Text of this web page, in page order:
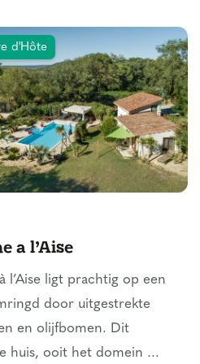
d'Hôte
a l’Aise
l’Aise ligt prachtig op een
door uitgestrekte
en olijfbomen. Dit
huis, ooit het domein ...